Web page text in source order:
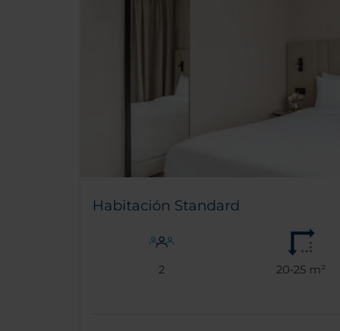
Habitación Standard
2 20-25 m²